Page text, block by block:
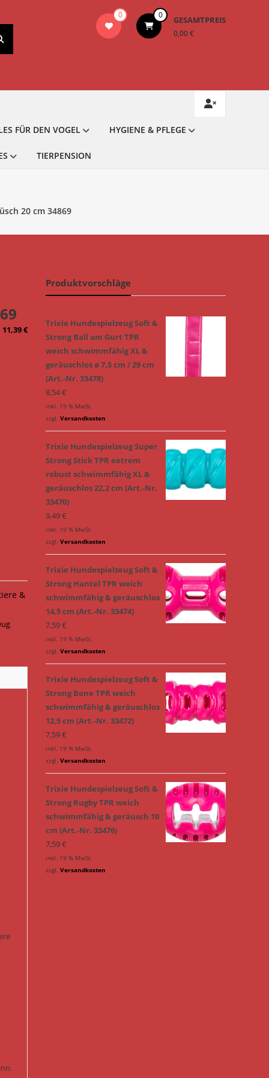
0 0 GESAMTPREIS
0,00 €
FÜR DEN VOGEL HYGIENE & PFLEGE
TIERPENSION
20 cm 34869
11,39€
&
Produktvorschläge
Trixie Hundespielzeug Soft &
Strong Ball am Gurt TPR
weich schwimmfähig XL &
geräuschlos ø 7,5 cm / 29 cm
(Art.-Nr. 33478)
8,54€
inkl. 19 % MwSt.
zzgl. Versandkosten
Trixie Hundespielzeug Super
Strong Stick TPR extrem
robust schwimmfähig XL &
geräuschlos 22,2 cm (Art.-Nr.
33470)
9,49€
inkl. 19 % MwSt.
zzgl. Versandkosten
Trixie Hundespielzeug Soft &
Strong Hantel TPR weich
schwimmfähig & geräuschlos
14,5 cm (Art.-Nr. 33474)
7,59€
inkl. 19 % MwSt.
zzgl. Versandkosten
Trixie Hundespielzeug Soft &
Strong Bone TPR weich
schwimmfähig & geräuschlos
12,5 cm (Art.-Nr. 33472)
7,59€
inkl. 19 % MwSt.
zzgl. Versandkosten
Trixie Hundespielzeug Soft &
Strong Rugby TPR weich
schwimmfähig & geräusch 10
cm (Art.-Nr. 33476)
7,59€
inkl. 19 % MwSt.
zzgl. Versandkosten